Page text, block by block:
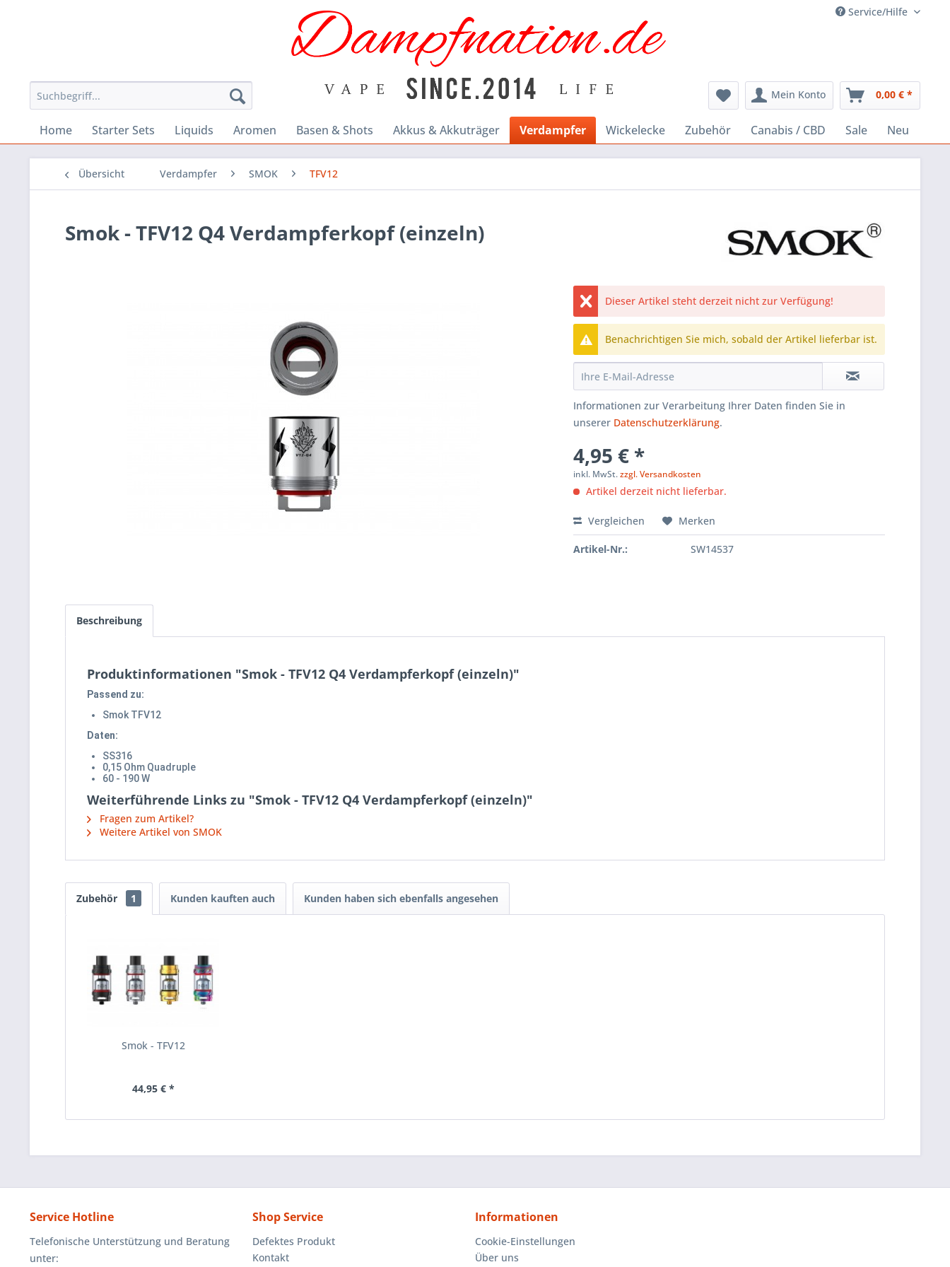
Service/Hilfe
Mein Konto 0,00 € *
Home Starter Sets Liquids Aromen Basen & Shots Akkus & Akkuträger Verdampfer Wickelecke Zubehör Canabis / CBD Sale Neu
Übersicht Verdampfer SMOK TFV12
Smok - TFV12 Q4 Verdampferkopf (einzeln)
Dieser Artikel steht derzeit nicht zur Verfügung!
Benachrichtigen Sie mich, sobald der Artikel lieferbar ist.
Informationen zur Verarbeitung Ihrer Daten finden Sie in
unserer Datenschutzerklärung.
4,95 € *
inkl. MwSt.zzgl. Versandkosten
Artikel derzeit nicht lieferbar.
Vergleichen Merken
Artikel-Nr.: SW14537
Beschreibung
Produktinformationen "Smok - TFV12 Q4 Verdampferkopf (einzeln)"
Passend zu:
Smok TFV12
Daten:
SS316
0,15 Ohm Quadruple
60 - 190 W
Weiterführende Links zu "Smok - TFV12 Q4 Verdampferkopf (einzeln)"
Fragen zum Artikel?
Weitere Artikel von SMOK
Zubehör 1 Kunden kauften auch Kunden haben sich ebenfalls angesehen
Smok - TFV12
44,95 € *
Service Hotline
Telefonische Unterstützung und Beratung
unter:
Shop Service
Defektes Produkt
Kontakt
Informationen
Cookie-Einstellungen
Über uns